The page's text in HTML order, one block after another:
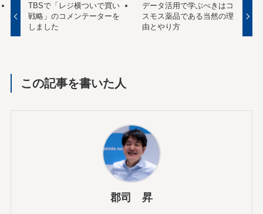
TBSで「レジ横ついで買い
戦略」のコメンテーターを
しました
データ活用で学ぶべきはコ
スモス薬品である当然の理
由とやり方
この記事を書いた人
郡司 昇